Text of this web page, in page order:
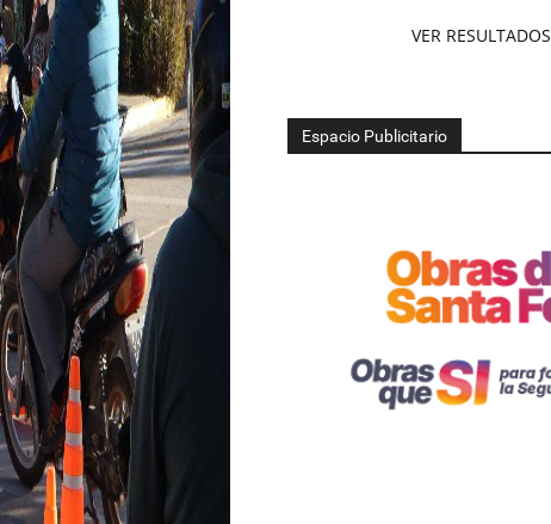
VER RESULTADOS
Espacio Publicitario